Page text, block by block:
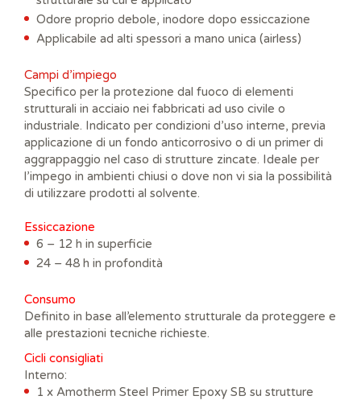
Odore proprio debole, inodore dopo essiccazione
Applicabile ad alti spessori a mano unica (airless)
Campi d’impiego
Specifico per la protezione dal fuoco di elementi
strutturali in acciaio nei fabbricati ad uso civile o
industriale. Indicato per condizioni d’uso interne, previa
applicazione di un fondo anticorrosivo o di un primer di
aggrappaggio nel caso di strutture zincate. Ideale per
l’impego in ambienti chiusi o dove non vi sia la possibilità
di utilizzare prodotti al solvente.
Essiccazione
6 – 12 h in superficie
24 – 48 h in profondità
Consumo
Definito in base all’elemento strutturale da proteggere e
alle prestazioni tecniche richieste.
Cicli consigliati
Interno:
1 x Amotherm Steel Primer Epoxy SB su strutture